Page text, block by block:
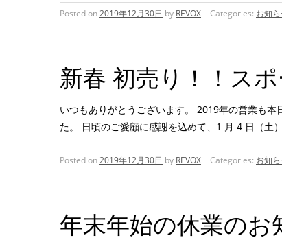
Posted on2019年12月30日 by REVOX Categories: お知
新春 初売り！！ス
いつもありがとうございます。 2019年の営業も
た。 日頃のご愛顧に感謝を込めて、1 月 4 日（土
Posted on2019年12月30日 by REVOX Categories: お知
年末年始の休業のお